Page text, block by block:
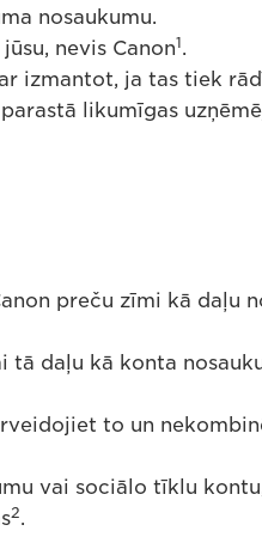
nosaukumu.
nevis Canon1.
izmantot, ja tas tiek
likumīgas
preču zīmi kā daļu
tā daļu kā konta
to un
vai sociālo tīklu
2.